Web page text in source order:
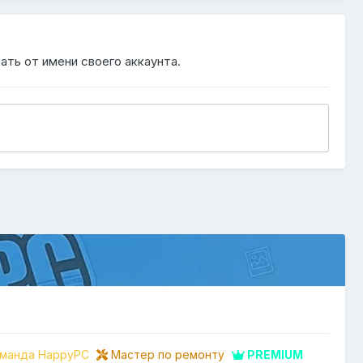
от имени своего аккаунта.
HappyPC Мастер по ремонту PREMIUM